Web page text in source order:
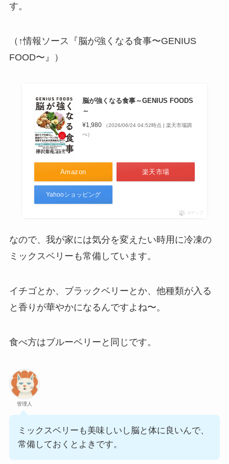
す。
（↑情報ソース『脳が強くなる食事〜GENIUS
FOOD〜』）
脳が強くなる食事～GENIUS FOODS
～
¥1,980
（2026/06/24 04:52時点 | 楽天市場調
べ）
Amazon 楽天市場
Yahooショッピング
ポチップ
なので、我が家には気分を変えたい時用に冷凍の
ミックスベリーも常備しています。
イチゴとか、ブラックベリーとか、他種類が入る
と香りが華やかになるんですよね〜。
食べ方はブルーベリーと同じです。
管理人
ミックスベリーも美味しいし脳と体に良いんで、
常備しておくとよきです。